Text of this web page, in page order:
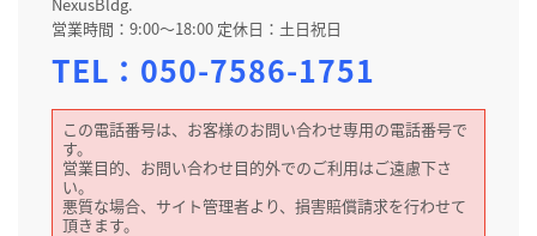
営業時間：9:00～18:00 定休日：土日祝日
TEL： 050-7586-1751
この電話番号は、お客様のお問い合わせ専用の電話番号で
す。
営業目的、お問い合わせ目的外でのご利用はご遠慮下さ
い。
悪質な場合、サイト管理者より、損害賠償請求を行わせて
頂きます。